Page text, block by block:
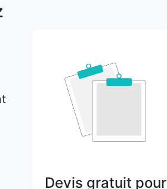
Devis gratuit pour